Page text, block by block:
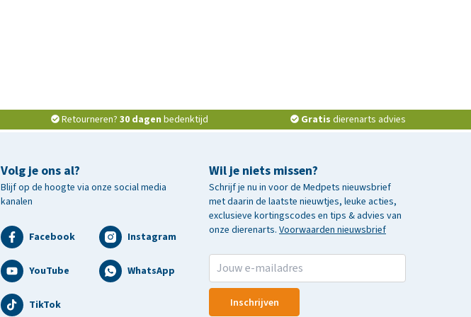
Retourneren? 30 dagen bedenktijd Gratis dierenarts advies
Wil je niets missen?
Schrijf je nu in voor de Medpets nieuwsbrief
met daarin de laatste nieuwtjes, leuke acties,
exclusieve kortingscodes en tips & advies van
onze dierenarts. Voorwaarden nieuwsbrief
Inschrijven
Volg je ons al?
Blijf op de hoogte via onze social media
kanalen
Facebook Instagram
YouTube WhatsApp
TikTok